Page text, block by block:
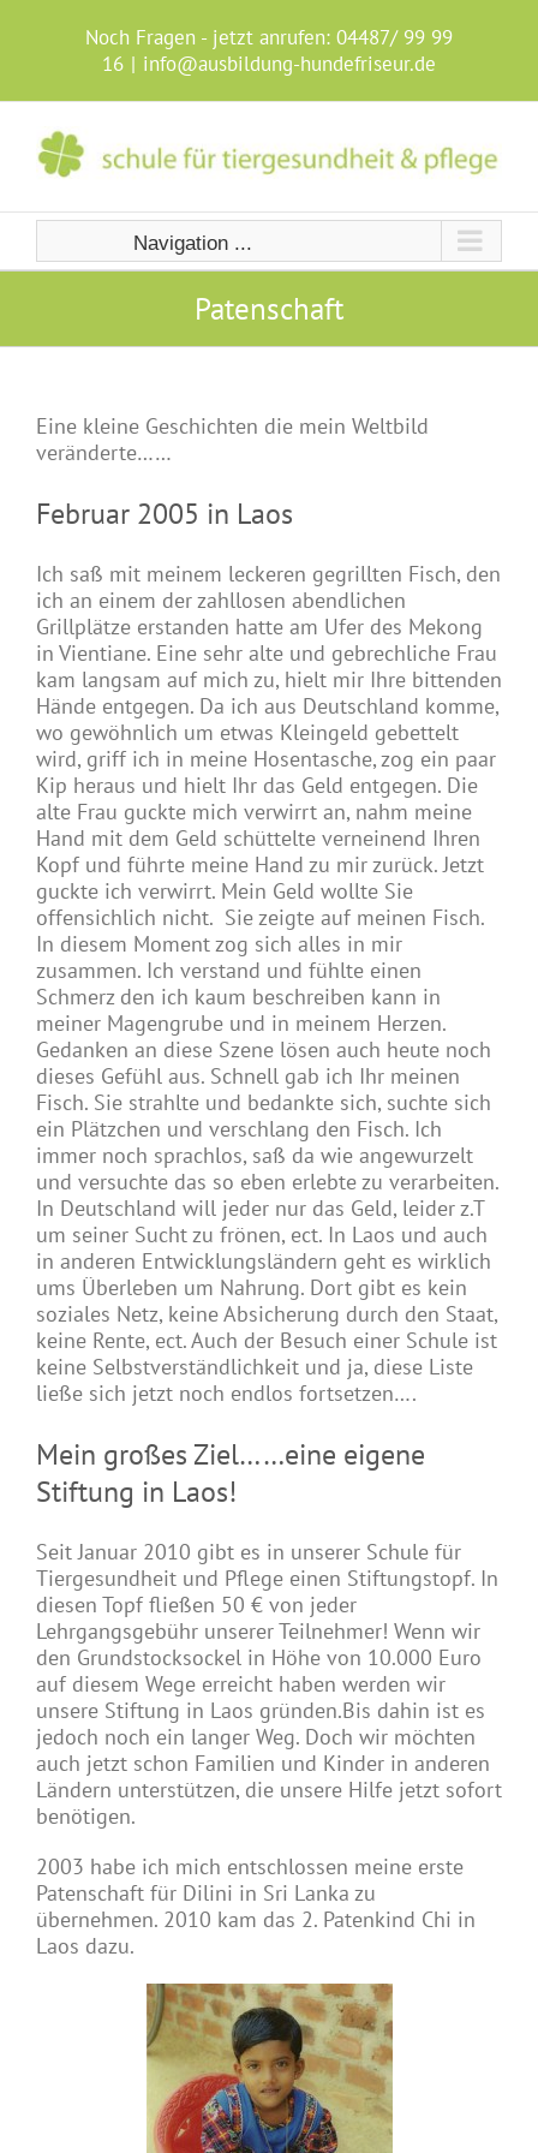
Noch Fragen - jetzt anrufen: 04487/ 99 99
16 | info@ausbildung-hundefriseur.de
Navigation ...
Patenschaft
Eine kleine Geschichten die mein Weltbild
veränderte……
Februar 2005 in Laos
Ich saß mit meinem leckeren gegrillten Fisch, den
ich an einem der zahllosen abendlichen
Grillplätze erstanden hatte am Ufer des Mekong
in Vientiane. Eine sehr alte und gebrechliche Frau
kam langsam auf mich zu, hielt mir Ihre bittenden
Hände entgegen. Da ich aus Deutschland komme,
wo gewöhnlich um etwas Kleingeld gebettelt
wird, griff ich in meine Hosentasche, zog ein paar
Kip heraus und hielt Ihr das Geld entgegen. Die
alte Frau guckte mich verwirrt an, nahm meine
Hand mit dem Geld schüttelte verneinend Ihren
Kopf und führte meine Hand zu mir zurück. Jetzt
guckte ich verwirrt. Mein Geld wollte Sie
offensichlich nicht. Sie zeigte auf meinen Fisch.
In diesem Moment zog sich alles in mir
zusammen. Ich verstand und fühlte einen
Schmerz den ich kaum beschreiben kann in
meiner Magengrube und in meinem Herzen.
Gedanken an diese Szene lösen auch heute noch
dieses Gefühl aus. Schnell gab ich Ihr meinen
Fisch. Sie strahlte und bedankte sich, suchte sich
ein Plätzchen und verschlang den Fisch. Ich
immer noch sprachlos, saß da wie angewurzelt
und versuchte das so eben erlebte zu verarbeiten.
In Deutschland will jeder nur das Geld, leider z.T
um seiner Sucht zu frönen, ect. In Laos und auch
in anderen Entwicklungsländern geht es wirklich
ums Überleben um Nahrung. Dort gibt es kein
soziales Netz, keine Absicherung durch den Staat,
keine Rente, ect. Auch der Besuch einer Schule ist
keine Selbstverständlichkeit und ja, diese Liste
ließe sich jetzt noch endlos fortsetzen….
Mein großes Ziel……eine eigene
Stiftung in Laos!
Seit Januar 2010 gibt es in unserer Schule für
Tiergesundheit und Pflege einen Stiftungstopf. In
diesen Topf fließen 50 € von jeder
Lehrgangsgebühr unserer Teilnehmer! Wenn wir
den Grundstocksockel in Höhe von 10.000 Euro
auf diesem Wege erreicht haben werden wir
unsere Stiftung in Laos gründen.Bis dahin ist es
jedoch noch ein langer Weg. Doch wir möchten
auch jetzt schon Familien und Kinder in anderen
Ländern unterstützen, die unsere Hilfe jetzt sofort
benötigen.
2003 habe ich mich entschlossen meine erste
Patenschaft für Dilini in Sri Lanka zu
übernehmen. 2010 kam das 2. Patenkind Chi in
Laos dazu.